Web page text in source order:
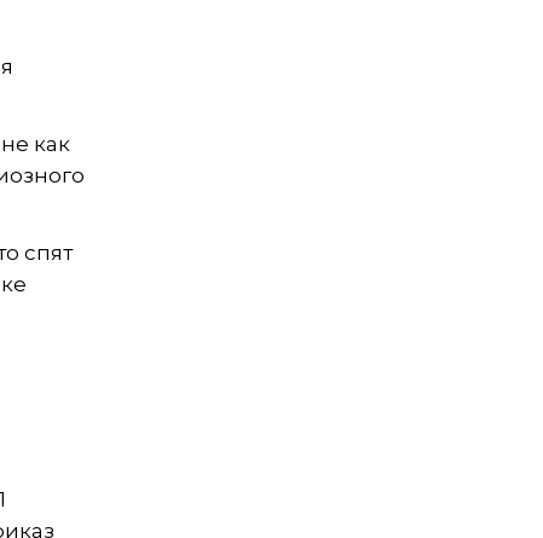
как
спят